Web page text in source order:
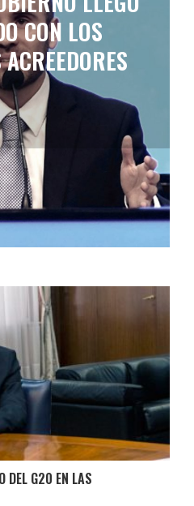
CON LOS
DEL G20 EN LAS